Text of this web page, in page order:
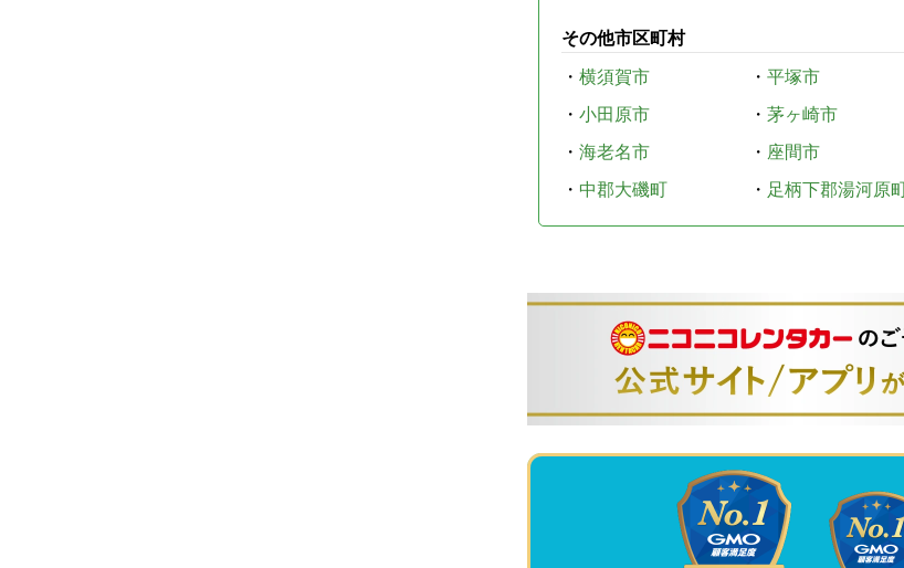
その他市区町村
・ 横須賀市 ・ 平塚市
・ 小田原市 ・ 茅ヶ崎市
・ 海老名市 ・ 座間市
・ 中郡大磯町 ・ 足柄下郡湯河原